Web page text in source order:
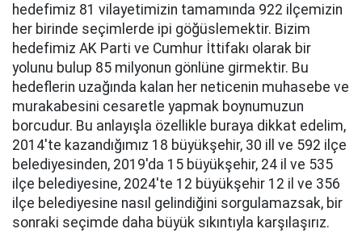
hedefimiz 81 vilayetimizin tamamında 922 ilçemizin
her birinde seçimlerde ipi göğüslemektir. Bizim
hedefimiz AK Parti ve Cumhur İttifakı olarak bir
yolunu bulup 85 milyonun gönlüne girmektir. Bu
hedeflerin uzağında kalan her neticenin muhasebe ve
murakabesini cesaretle yapmak boynumuzun
borcudur. Bu anlayışla özellikle buraya dikkat edelim,
2014'te kazandığımız 18 büyükşehir, 30 ill ve 592 ilçe
belediyesinden, 2019'da 15 büyükşehir, 24 il ve 535
ilçe belediyesine, 2024'te 12 büyükşehir 12 il ve 356
ilçe belediyesine nasıl gelindiğini sorgulamazsak, bir
sonraki seçimde daha büyük sıkıntıyla karşılaşırız.